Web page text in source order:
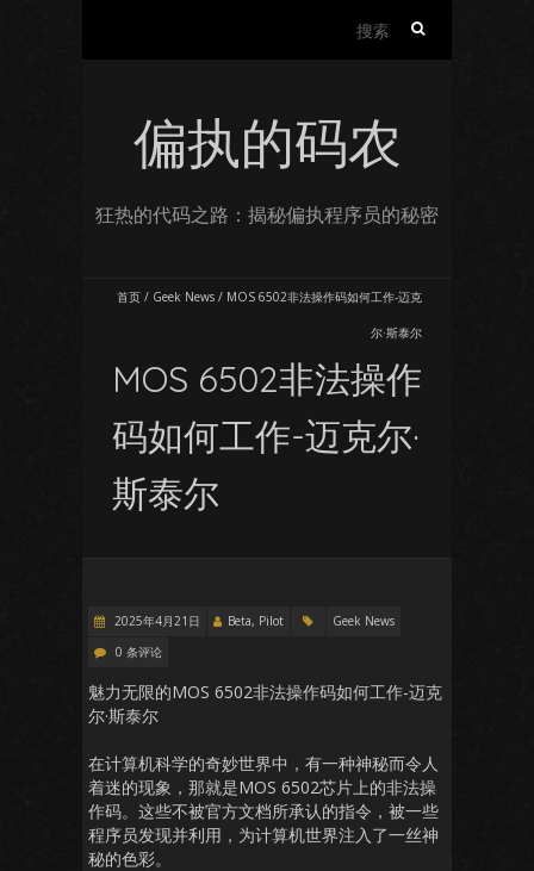
偏执的码农
狂热的代码之路：揭秘偏执程序员的秘密
首页 / Geek News / MOS 6502非法操作码如何工作-迈克
尔·斯泰尔
MOS 6502非法操作
码如何工作-迈克尔·
斯泰尔
2025年4月21日 Beta, Pilot
Geek News
0 条评论
魅力无限的MOS 6502非法操作码如何工作-迈克
尔·斯泰尔
在计算机科学的奇妙世界中，有一种神秘而令人
着迷的现象，那就是MOS 6502芯片上的非法操
作码。这些不被官方文档所承认的指令，被一些
程序员发现并利用，为计算机世界注入了一丝神
秘的色彩。